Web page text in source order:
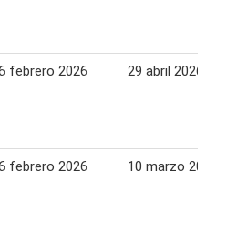
febrero 2026 29 abril 2026
febrero 2026 10 marzo 2026